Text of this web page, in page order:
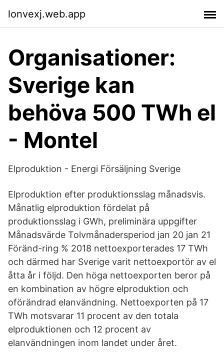
lonvexj.web.app
Organisationer:
Sverige kan
behöva 500 TWh el
- Montel
Elproduktion - Energi Försäljning Sverige
Elproduktion efter produktionsslag månadsvis.
Månatlig elproduktion fördelat på
produktionsslag i GWh, preliminära uppgifter
Månadsvärde Tolvmånadersperiod jan 20 jan 21
Föränd-ring % 2018 nettoexporterades 17 TWh
och därmed har Sverige varit nettoexportör av el
åtta år i följd. Den höga nettoexporten beror på
en kombination av högre elproduktion och
oförändrad elanvändning. Nettoexporten på 17
TWh motsvarar 11 procent av den totala
elproduktionen och 12 procent av
elanvändningen inom landet under året.